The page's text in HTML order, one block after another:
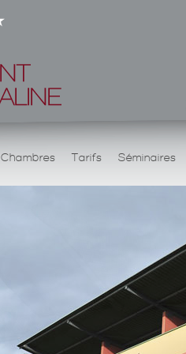
Chambres Tarifs Séminaires